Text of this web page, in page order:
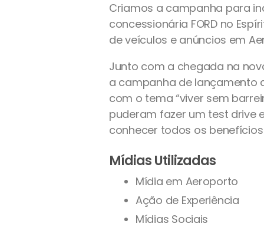
Criamos a campanha para
concessionária FORD no
de veículos e anúncios em
Junto com a chegada na
a campanha de lançamento
com o tema “viver sem
puderam fazer um test drive
conhecer todos os
Mídias Utilizadas
Mídia em Aeroporto
Ação de Experiência
Mídias Sociais